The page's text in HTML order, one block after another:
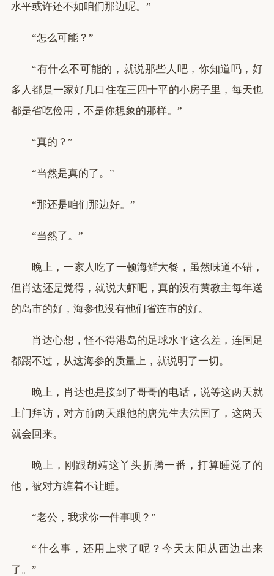
水平或许还不如咱们那边呢。”
“怎么可能？”
“有什么不可能的，就说那些人吧，你知道吗，好
多人都是一家好几口住在三四十平的小房子里，每天也
都是省吃俭用，不是你想象的那样。”
“真的？”
“当然是真的了。”
“那还是咱们那边好。”
“当然了。”
晚上，一家人吃了一顿海鲜大餐，虽然味道不错，
但肖达还是觉得，就说大虾吧，真的没有黄教主每年送
的岛市的好，海参也没有他们省连市的好。
肖达心想，怪不得港岛的足球水平这么差，连国足
都踢不过，从这海参的质量上，就说明了一切。
晚上，肖达也是接到了哥哥的电话，说等这两天就
上门拜访，对方前两天跟他的唐先生去法国了，这两天
就会回来。
晚上，刚跟胡靖这丫头折腾一番，打算睡觉了的
他，被对方缠着不让睡。
“老公，我求你一件事呗？”
“什么事，还用上求了呢？今天太阳从西边出来
了。”